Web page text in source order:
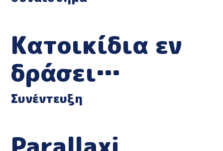
Κατοικίδια εν
δράσει…
Συνέντευξη